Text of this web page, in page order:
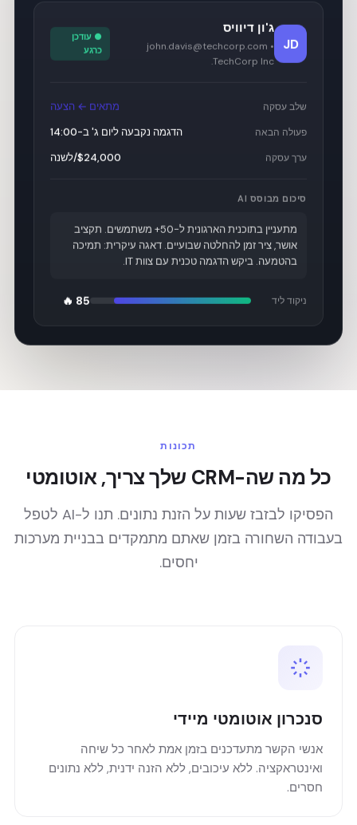
JD
ג'ון דיוויס
john.davis@techcorp.com •
TechCorp Inc.
● עודכן
כרגע
שלב עסקה מתאים ← הצעה
פעולה הבאה הדגמה נקבעה ליום ג' ב-14:00
ערך עסקה $24,000/לשנה
סיכום מבוסס AI
מתעניין בתוכנית הארגונית ל-50+ משתמשים. תקציב
אושר, ציר זמן להחלטה שבועיים. דאגה עיקרית: תמיכה
בהטמעה. ביקש הדגמה טכנית עם צוות IT.
ניקוד ליד 85 🔥
תכונות
כל מה שה-CRM שלך צריך, אוטומטי
הפסיקו לבזבז שעות על הזנת נתונים. תנו ל-AI לטפל
בעבודה השחורה בזמן שאתם מתמקדים בבניית מערכות
יחסים.
סנכרון אוטומטי מיידי
אנשי הקשר מתעדכנים בזמן אמת לאחר כל שיחה
ואינטראקציה. ללא עיכובים, ללא הזנה ידנית, ללא נתונים
חסרים.